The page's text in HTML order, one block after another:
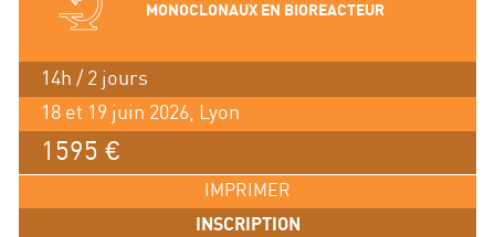
MONOCLONAUX EN BIOREACTEUR
14h / 2 jours
18 et 19 juin 2026, Lyon
1595 €
IMPRIMER
INSCRIPTION